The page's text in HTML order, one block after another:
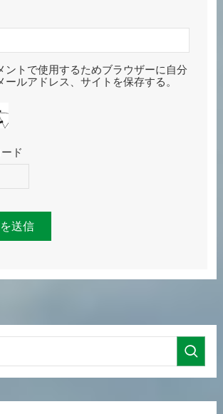
ントで使用するためブラウザーに自分
ールアドレス、サイトを保存する。
ド